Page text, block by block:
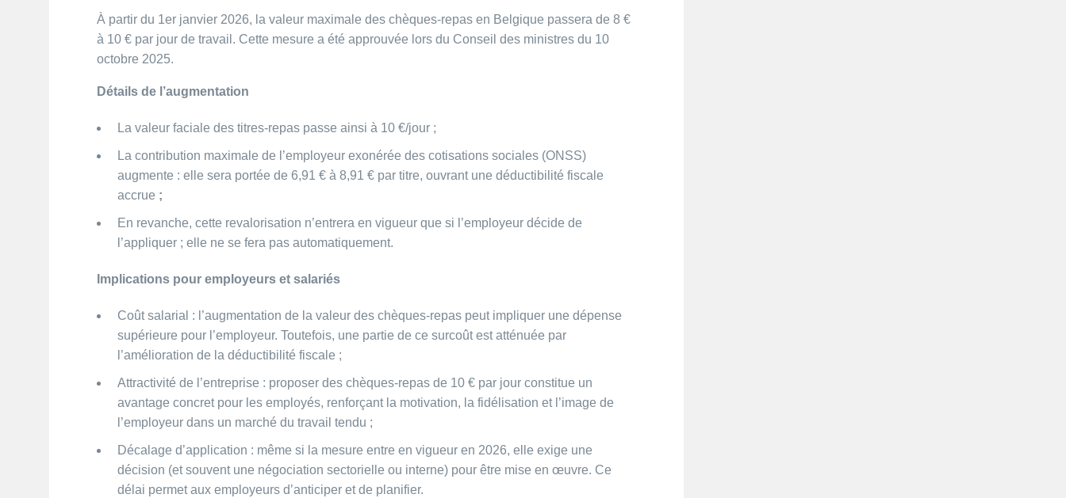
À partir du 1er janvier 2026, la valeur maximale des chèques-repas en Belgique passera de 8 €
à 10 € par jour de travail. Cette mesure a été approuvée lors du Conseil des ministres du 10
octobre 2025.
Détails de l’augmentation
La valeur faciale des titres-repas passe ainsi à 10 €/jour ;
La contribution maximale de l’employeur exonérée des cotisations sociales (ONSS)
augmente : elle sera portée de 6,91 € à 8,91 € par titre, ouvrant une déductibilité fiscale
accrue ;
En revanche, cette revalorisation n’entrera en vigueur que si l’employeur décide de
l’appliquer ; elle ne se fera pas automatiquement.
Implications pour employeurs et salariés
Coût salarial : l’augmentation de la valeur des chèques-repas peut impliquer une dépense
supérieure pour l’employeur. Toutefois, une partie de ce surcoût est atténuée par
l’amélioration de la déductibilité fiscale ;
Attractivité de l’entreprise : proposer des chèques-repas de 10 € par jour constitue un
avantage concret pour les employés, renforçant la motivation, la fidélisation et l’image de
l’employeur dans un marché du travail tendu ;
Décalage d’application : même si la mesure entre en vigueur en 2026, elle exige une
décision (et souvent une négociation sectorielle ou interne) pour être mise en œuvre. Ce
délai permet aux employeurs d’anticiper et de planifier.